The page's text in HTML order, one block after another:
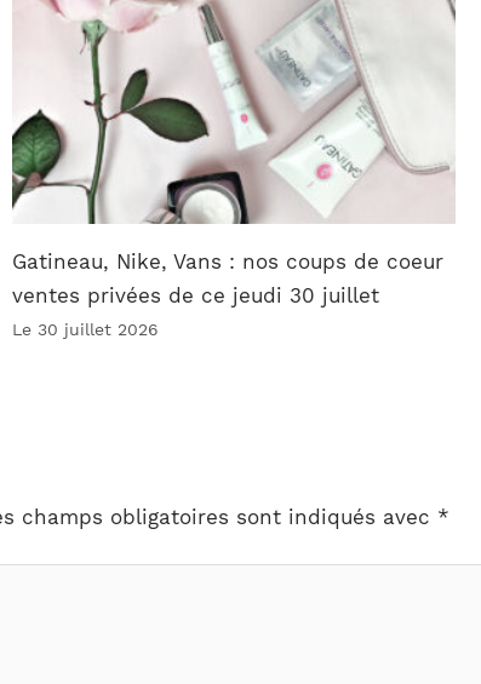
Gatineau, Nike, Vans : nos coups de coeur
ventes privées de ce jeudi 30 juillet
Le 30 juillet 2026
champs obligatoires sont indiqués avec *